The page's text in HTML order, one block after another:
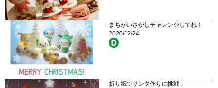
まちがいさがしチャレンジしてね！
2020/12/24
折り紙でサンタ作りに挑戦！